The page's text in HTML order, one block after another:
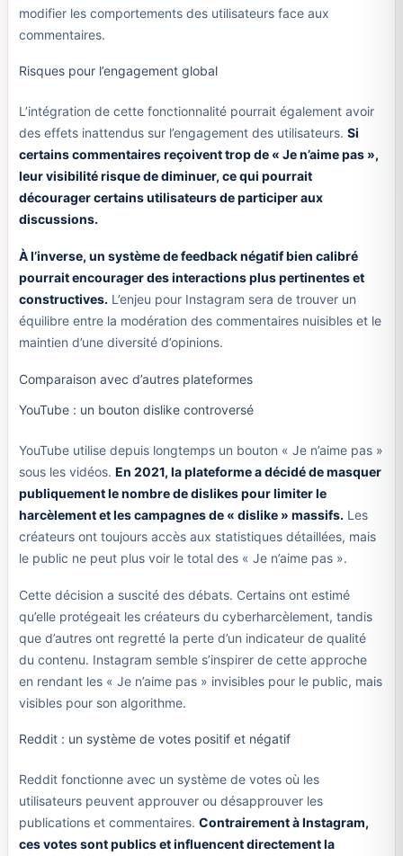
modifier les comportements des utilisateurs face aux
commentaires.
Risques pour l’engagement global
L’intégration de cette fonctionnalité pourrait également avoir
des effets inattendus sur l’engagement des utilisateurs. Si
certains commentaires reçoivent trop de « Je n’aime pas »,
leur visibilité risque de diminuer, ce qui pourrait
décourager certains utilisateurs de participer aux
discussions.
À l’inverse, un système de feedback négatif bien calibré
pourrait encourager des interactions plus pertinentes et
constructives. L’enjeu pour Instagram sera de trouver un
équilibre entre la modération des commentaires nuisibles et le
maintien d’une diversité d’opinions.
Comparaison avec d’autres plateformes
YouTube : un bouton dislike controversé
YouTube utilise depuis longtemps un bouton « Je n’aime pas »
sous les vidéos. En 2021, la plateforme a décidé de masquer
publiquement le nombre de dislikes pour limiter le
harcèlement et les campagnes de « dislike » massifs. Les
créateurs ont toujours accès aux statistiques détaillées, mais
le public ne peut plus voir le total des « Je n’aime pas ».
Cette décision a suscité des débats. Certains ont estimé
qu’elle protégeait les créateurs du cyberharcèlement, tandis
que d’autres ont regretté la perte d’un indicateur de qualité
du contenu. Instagram semble s’inspirer de cette approche
en rendant les « Je n’aime pas » invisibles pour le public, mais
visibles pour son algorithme.
Reddit : un système de votes positif et négatif
Reddit fonctionne avec un système de votes où les
utilisateurs peuvent approuver ou désapprouver les
publications et commentaires. Contrairement à Instagram,
ces votes sont publics et influencent directement la